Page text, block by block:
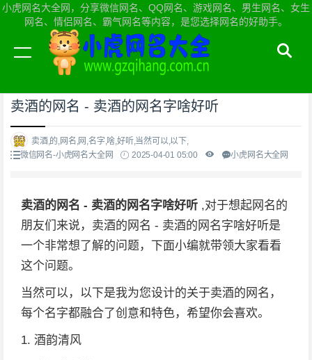
小虎网名大全网，分享微信网名、QQ网名、游戏网名、男生网名、女生
网名、情侣网名、霸气网名等内容，是您选择网名的好助手。
当前位置：小虎网名大全网首页>微信网名
卖酒的网名 - 卖酒的网名字啥好听
卖酒,的,网名,网,名字,啥,好听,当然可以,以下,
微信网名-小虎网名大全网
2025-04-01 05:00 小虎网名大全网
卖酒的网名 - 卖酒的网名字啥好听 ,对于想起网名的
朋友们来说，卖酒的网名 - 卖酒的网名字啥好听是
一个非常想了解的问题，下面小编就带领大家看看
这个问题。
当然可以，以下是我为您设计的关于卖酒的网名，
每个名字都融合了创意和特色，希望你会喜欢。
1. 酒韵清风